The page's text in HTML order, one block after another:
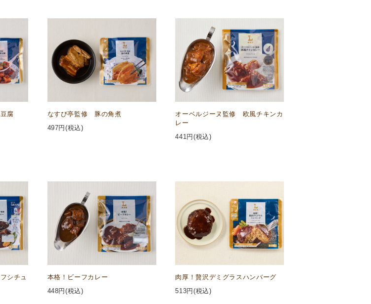
腐
なすび亭監修 豚の角煮
497円(税込)
オーベルジーヌ監修 欧風チキンカ
レー
441円(税込)
シチュ
本格！ビーフカレー
448円(税込)
肉厚！贅沢デミグラスハンバーグ
513円(税込)